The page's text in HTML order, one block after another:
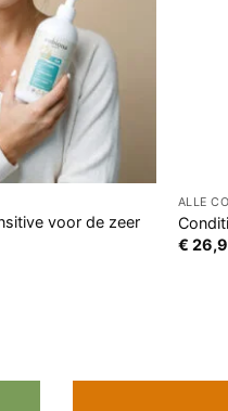
voor de zeer
ALLE
€